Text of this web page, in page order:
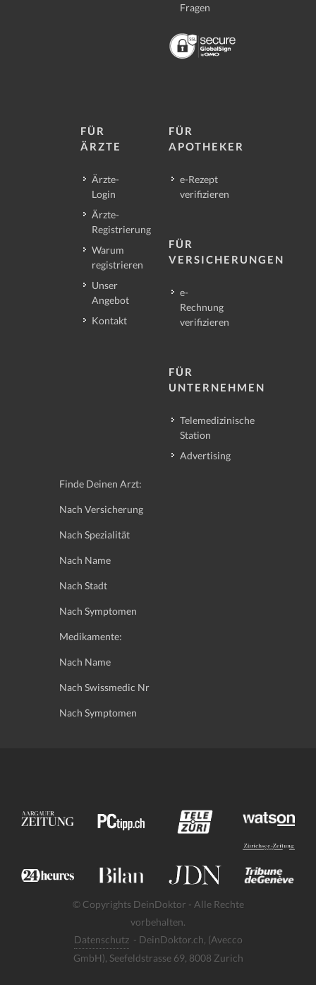
Fragen
FÜR
ÄRZTE
Ärzte-
Login
Ärzte-
Registrierung
Warum
registrieren
Unser
Angebot
Kontakt
FÜR
APOTHEKER
e-Rezept
verifizieren
FÜR
VERSICHERUNGEN
e-
Rechnung
verifizieren
FÜR
UNTERNEHMEN
Telemedizinische
Station
Advertising
Finde Deinen Arzt:
Nach Versicherung
Nach Spezialität
Nach Name
Nach Stadt
Nach Symptomen
Medikamente:
Nach Name
Nach Swissmedic Nr
Nach Symptomen
© Copyrights DeinDoktor - Alle Rechte
vorbehalten.
Datenschutz - DeinDoktor.ch, (Avecco
GmbH), Seefeldstrasse 69, 8008 Zurich